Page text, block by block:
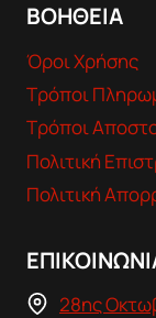
ΒΟΗΘΕΙΑ
Όροι Χρήσης
Τρόποι
Τρόποι
Πολιτική
Πολιτική
28ης